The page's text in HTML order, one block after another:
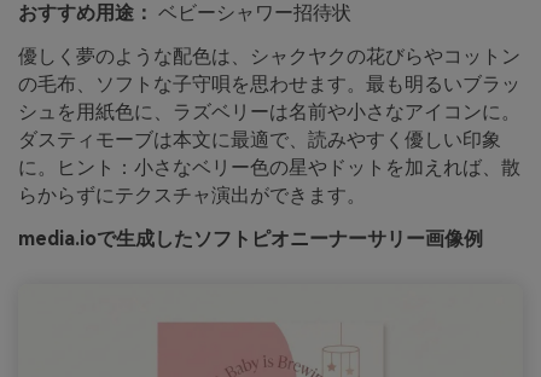
おすすめ用途： ベビーシャワー招待状
優しく夢のような配色は、シャクヤクの花びらやコットン
の毛布、ソフトな子守唄を思わせます。最も明るいブラッ
シュを用紙色に、ラズベリーは名前や小さなアイコンに。
ダスティモーブは本文に最適で、読みやすく優しい印象
に。ヒント：小さなベリー色の星やドットを加えれば、散
らからずにテクスチャ演出ができます。
media.ioで生成したソフトピオニーナーサリー画像例